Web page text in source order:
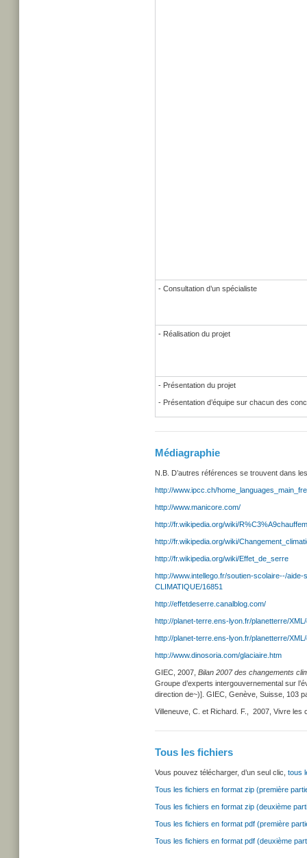
- Consultation d’un spécialiste
- Réalisation du projet
- Présentation du projet
- Présentation d’équipe sur chacun des
Médiagraphie
N.B. D’autres références se trouvent dans
http://www.ipcc.ch/
http://www.manicore.com/
http://fr.wikipedia.org/wiki/
http://fr.wikipedia.org/wiki/
http://fr.wikipedia.org/wiki/Effet_de_serre
http://www.intellego.fr/soutien-scolaire--/
CLIMATIQUE/16851
http://effetdeserre.canalblog.com/
http://planet-terre.ens-lyon.fr/planetterre/
http://planet-terre.ens-lyon.fr/planetterre/
http://www.dinosoria.com/glaciaire.htm
GIEC, 2007, Bilan 2007 des changements
Groupe d’experts intergouvernemental sur
direction de~)]. GIEC, Genève, Suisse, 103
Villeneuve, C. et Richard. F., 2007, Vivre les
Tous les fichiers
Vous pouvez télécharger, d’un seul clic, tous
Tous les fichiers en format zip (première
Tous les fichiers en format zip (deuxième
Tous les fichiers en format pdf (première
Tous les fichiers en format pdf (deuxième